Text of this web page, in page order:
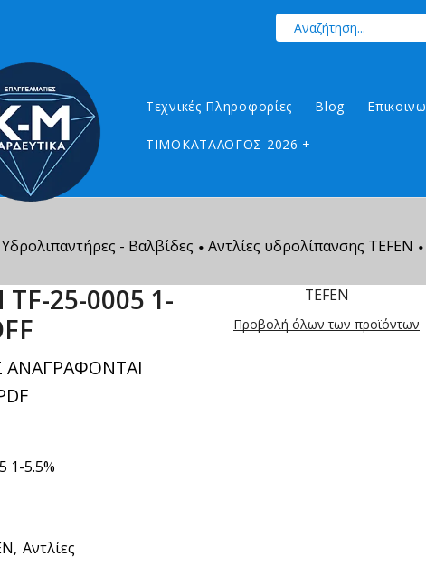
Τεχνικές Πληροφορίες Blog
ΤΙΜΟΚΑΤΑΛΟΓΟΣ 2026 +
- Βαλβίδες • Αντλίες υδρολίπανσης TEFEN •
25-0005 1-
ΑΝΑΓΡΑΦΟΝΤΑΙ
1-5.5%
, Αντλίες
TEFEN
Προβολή όλων των προϊόντων